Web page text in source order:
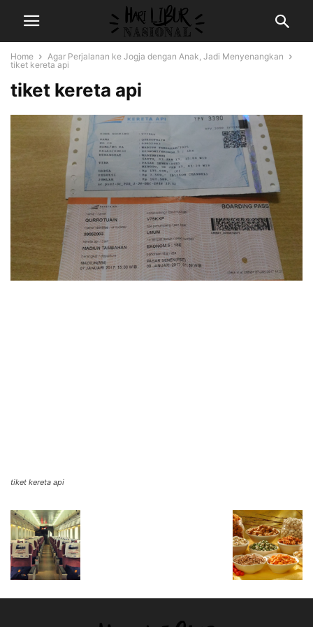
Home
Agar Perjalanan ke Jogja dengan Anak, Jadi Menyenangkan
tiket kereta api
tiket kereta api
tiket kereta api